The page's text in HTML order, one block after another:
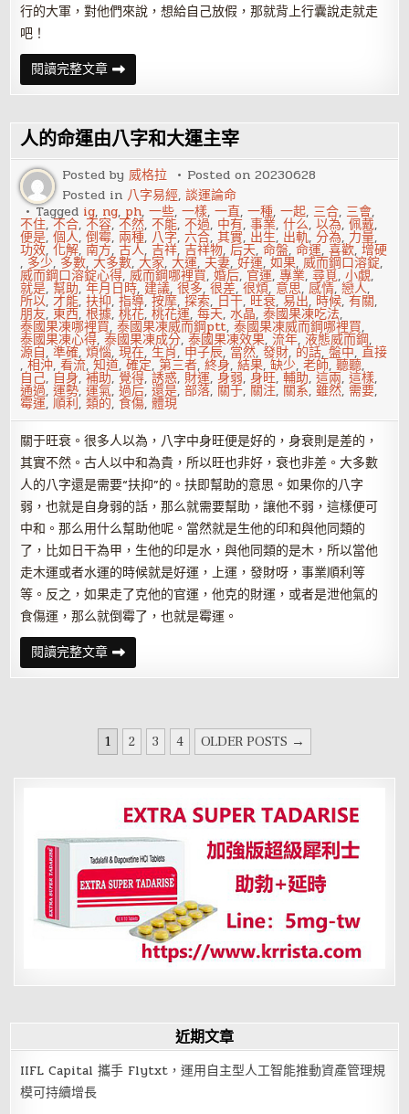
行的大軍，對他們來說，想給自己放假，那就背上行囊說走就走
吧！
閱讀完整文章12
星
座
辭
職
去
旅
行
嗎？
人的命運由八字和大運主宰
Posted by威格拉 Posted on20230628
Posted in 八字易經,談運論命
Tagged ig, ng, ph,一些,一樣,一直,一種,一起, 三合, 三會,
不住,不合,不容,不然,不能,不過, 中有,事業,什么,以為,佩戴,
便是,個人,倒霉, 兩種, 八字,六合,其實, 出生, 出軌,分為, 力量,
功效,化解,南方,古人,吉祥,吉祥物,后天,命盤,命運,喜歡,增硬
, 多少, 多數,大多數,大家,大運, 夫妻,好運,如果,威而鋼口溶錠,
威而鋼口溶錠心得,威而鋼哪裡買,婚后, 官運,專業,尋覓,小覷,
就是,幫助,年月日時, 建議,很多,很差,很煩, 意思,感情,戀人,
所以,才能,扶抑,指導,按摩,探索, 日干, 旺衰,易出, 時候,有關,
朋友,東西,根據,桃花,桃花運,每天,水晶,泰國果凍吃法,
泰國果凍哪裡買,泰國果凍威而鋼ptt,泰國果凍威而鋼哪裡買,
泰國果凍心得,泰國果凍成分,泰國果凍效果,流年,液態威而鋼,
源自,準確,煩惱,現在,生肖, 申子辰, 當然,發財, 的話,盤中,直接
,相沖,看流,知道,確定, 第三者,終身,結果,缺少,老師,聽聽,
自己, 自身,補助, 覺得,誘惑, 財運,身弱,身旺,輔助,這兩,這樣,
通過,運勢,運氣,過后,還是,部落, 關于, 關注, 關系,雖然, 需要,
霉運,順利,類的,食傷,體現
關于旺衰。很多人以為，八字中身旺便是好的，身衰則是差的，
其實不然。古人以中和為貴，所以旺也非好，衰也非差。大多數
人的八字還是需要“扶抑”的。扶即幫助的意思。如果你的八字
弱，也就是自身弱的話，那么就需要幫助，讓他不弱，這樣便可
中和。那么用什么幫助他呢。當然就是生他的印和與他同類的
了，比如日干為甲，生他的印是水，與他同類的是木，所以當他
走木運或者水運的時候就是好運，上運，發財呀，事業順利等
等。反之，如果走了克他的官運，他克的財運，或者是泄他氣的
食傷運，那么就倒霉了，也就是霉運。
閱讀完整文章人
的
命
字
和
大
主
1 2 3 4 OLDER POSTS →
近期文章
IIFL Capital 攜手 Flytxt，運用自主型人工智能推動資產管理規
模可持續增長